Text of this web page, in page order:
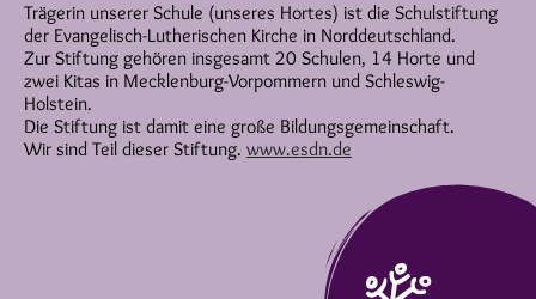
Trägerin unserer Schule (unseres Hortes) ist die Schulstiftung
der Evangelisch-Lutherischen Kirche in Norddeutschland.
Zur Stiftung gehören insgesamt 20 Schulen, 14 Horte und
zwei Kitas in Mecklenburg-Vorpommern und Schleswig-
Holstein.
Die Stiftung ist damit eine große Bildungsgemeinschaft.
Wir sind Teil dieser Stiftung. www.esdn.de